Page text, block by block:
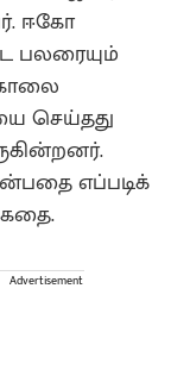
ஈகோ
பலரையும்
செய்தது
எப்படிக்
Advertisement